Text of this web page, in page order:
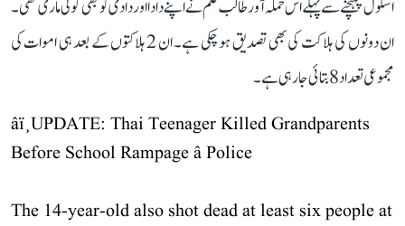
اسکول پہنچنے سے پہلے اس حملہ آور طالب علم نے اپنے دادا اور دادی کو بھی گولی ماری تھی۔
ان دونوں کی ہلاکت کی بھی تصدیق ہو چکی ہے۔ ان 2 ہلاکتوں کے بعد ہی اموات کی
مجموعی تعداد 8 بتائی جا رہی ہے۔
âï¸UPDATE: Thai Teenager Killed Grandparents
Before School Rampage â Police
The 14-year-old also shot dead at least six people at